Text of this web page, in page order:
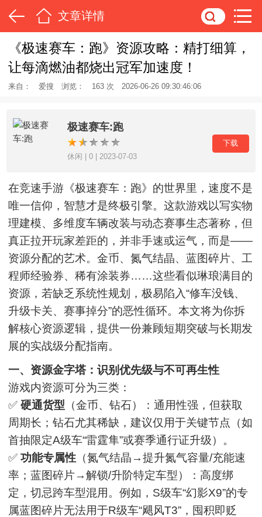
文章详情
《极速赛车：跑》资源攻略：精打细算，
让每滴燃油都烧出冠军加速度！
来自： 爱搜 浏览： 163 次 2026-06-26 09:30:46:06
极速赛车:跑
休闲 | 0 | 2023-07-03
下载
在竞速手游《极速赛车：跑》的世界里，速度不是
唯一信仰，智慧才是终极引擎。这款游戏以写实物
理建模、多维度车辆改装与动态赛事生态著称，但
真正拉开玩家差距的，并非手速或运气，而是——
资源分配的艺术。金币、氮气结晶、蓝图碎片、工
程师经验券、稀有涂装券……这些看似琳琅满目的
资源，若缺乏系统性规划，极易陷入“修车没钱、
升级卡关、赛事掉分”的恶性循环。本文将为你拆
解核心资源逻辑，提供一份兼顾短期突破与长期发
展的实战级分配指南。
一、资源金字塔：识别优先级与不可再生性
游戏内资源可分为三类：
✅硬通货型 （金币、钻石）：通用性强，但获取
周期长；钻石尤其稀缺，建议仅用于关键节点（如
首抽限定A级车“雷霆隼”或赛季通行证升级）。
✅功能专属性 （氮气结晶→提升氮气容量/充能速
率；蓝图碎片→解锁/升阶特定车型）：高度绑
定，切忌跨车型混用。例如，S级车“幻影X9”的专
属蓝图碎片无法用于R级车“飓风T3”，囤积即贬